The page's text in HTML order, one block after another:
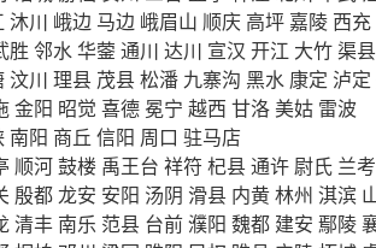
沐川 峨边 马边 峨眉山 顺庆 高坪 嘉陵 西充
胜 邻水华蓥 通川 达川 宣汉 开江 大竹 渠县
汶川 理县 茂县松潘 九寨沟 黑水 康定 泸定
金阳 昭觉 喜德 冕宁 越西 甘洛 美姑 雷波
南阳 商丘 信阳 周口 驻马店
顺河鼓楼 禹王台 祥符 杞县通许 尉氏 兰考
殷都龙安 安阳 汤阴 滑县 内黄林州 淇滨
清丰 南乐 范县 台前濮阳 魏都 建安 鄢陵